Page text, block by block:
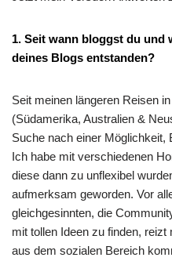
1. Seit wann bloggst du und
deines Blogs entstanden?
Seit meinen längeren Reisen
(Südamerika, Australien &
Suche nach einer Möglichkeit,
Ich habe mit verschiedenen
diese dann zu unflexibel
aufmerksam geworden. Vor
gleichgesinnten, die
mit tollen Ideen zu finden,
aus dem sozialen Bereich